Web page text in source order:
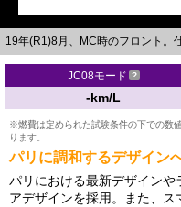
19年(R1)8月、MC時のフロント。
JC08モード
-km/L
※燃費は定められた試験条件の下での数
ります。
パリに調和するデザイン
パリにおける最新デザインや
アデザインを採用。また、ス